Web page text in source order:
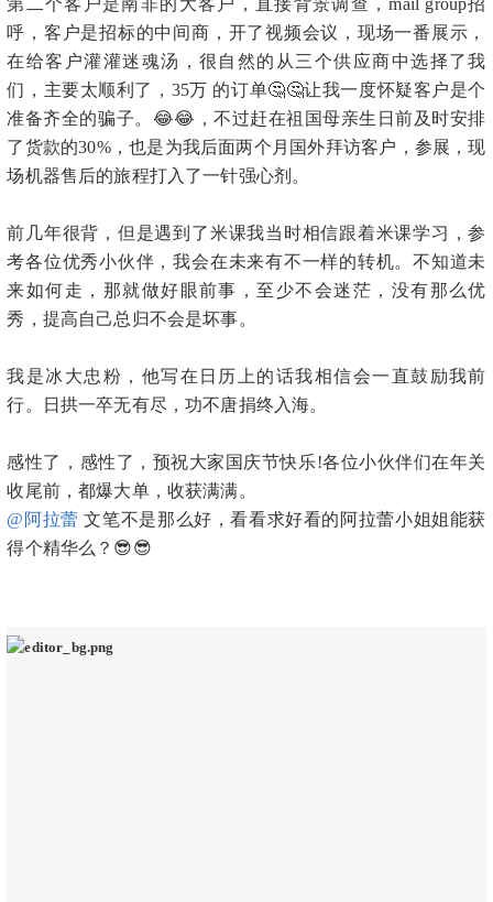
呼，客户是招标的中间商，开了视频会议，现场一番展示，
在给客户灌灌迷魂汤，很自然的从三个供应商中选择了我
们，主要太顺利了，35万 的订单🤔🤔让我一度怀疑客户是个
准备齐全的骗子。😂😂，不过赶在祖国母亲生日前及时安排
了货款的30%，也是为我后面两个月国外拜访客户，参展，现
场机器售后的旅程打入了一针强心剂。
前几年很背，但是遇到了米课我当时相信跟着米课学习，参
考各位优秀小伙伴，我会在未来有不一样的转机。不知道未
来如何走，那就做好眼前事，至少不会迷茫，没有那么优
秀，提高自己总归不会是坏事。
我是冰大忠粉，他写在日历上的话我相信会一直鼓励我前
行。日拱一卒无有尽，功不唐捐终入海。
感性了，感性了，预祝大家国庆节快乐!各位小伙伴们在年关
收尾前，都爆大单，收获满满。
@阿拉蕾 文笔不是那么好，看看求好看的阿拉蕾小姐姐能获
得个精华么？😎😎